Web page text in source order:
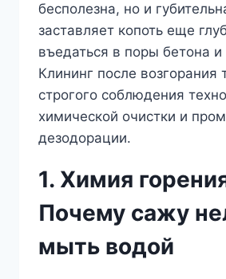
бесполезна, но и
заставляет копоть еще
въедаться в поры бетона и
Клининг после возгорания
строгого соблюдения
химической очистки и
дезодорации.
1. Химия
Почему сажу
мыть водой